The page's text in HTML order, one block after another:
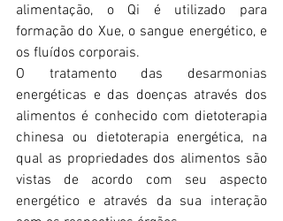
alimentação, o Qi é utilizado para
formação do Xue, o sangue energético, e
os fluídos corporais.
O tratamento das desarmonias
energéticas e das doenças através dos
alimentos é conhecido com dietoterapia
chinesa ou dietoterapia energética, na
qual as propriedades dos alimentos são
vistas de acordo com seu aspecto
energético e através da sua interação